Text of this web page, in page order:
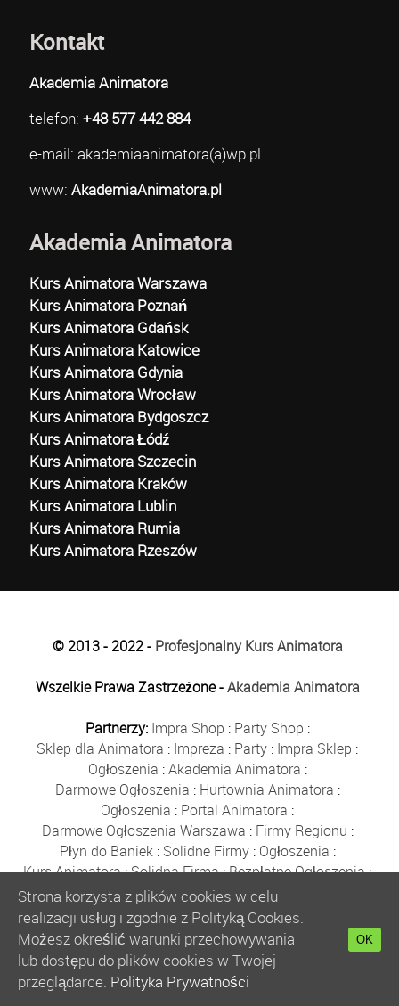
Kontakt
Akademia Animatora
telefon: +48 577 442 884
e-mail: akademiaanimatora(a)wp.pl
www: AkademiaAnimatora.pl
Akademia Animatora
Kurs Animatora Warszawa
Kurs Animatora Poznań
Kurs Animatora Gdańsk
Kurs Animatora Katowice
Kurs Animatora Gdynia
Kurs Animatora Wrocław
Kurs Animatora Bydgoszcz
Kurs Animatora Łódź
Kurs Animatora Szczecin
Kurs Animatora Kraków
Kurs Animatora Lublin
Kurs Animatora Rumia
Kurs Animatora Rzeszów
© 2013 - 2022 - Profesjonalny Kurs Animatora
Wszelkie Prawa Zastrzeżone -Akademia Animatora
Partnerzy: Impra Shop : Party Shop :
Sklep dla Animatora : Impreza : Party : Impra Sklep :
Ogłoszenia :Akademia Animatora :
Darmowe Ogłoszenia : Hurtownia Animatora :
Ogłoszenia : Portal Animatora :
Darmowe Ogłoszenia Warszawa : Firmy Regionu :
Płyn do Baniek: Solidne Firmy: Ogłoszenia :
Kurs Animatora:Solidna Firma:Bezpłatne Ogłoszenia:
Animator Czasu Wolnego:
Bezpłatne Ogłoszenia Warszawa:sklep animatora
Bańki Mydlane:Bezpłatne Ogłoszenia
Szkolenie Animatorów:Kurs Animatora
:
Kurs Animatora Warszawa :Rumia
Kurs Animatora Poznań:
Strona korzysta z plików cookies w celu
realizacji usług i zgodnie z Polityką Cookies.
Możesz określić warunki przechowywania
lub dostępu do plików cookies w Twojej
przeglądarce. Polityka Prywatności
OK